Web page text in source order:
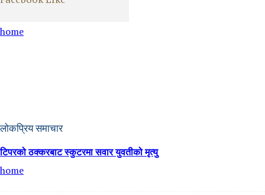
home
लोकप्रिय समाचार
टिपरको ठक्करबाट स्कुटरमा सवार युवतीको मृत्यु
home